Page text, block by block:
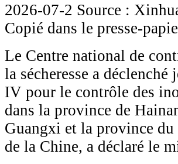
2026-07-2 Source :
Copié dans le presse-
Le Centre national de
la sécheresse a
IV pour le contrôle des
dans la province de
Guangxi et la province du
de la Chine, a déclaré le